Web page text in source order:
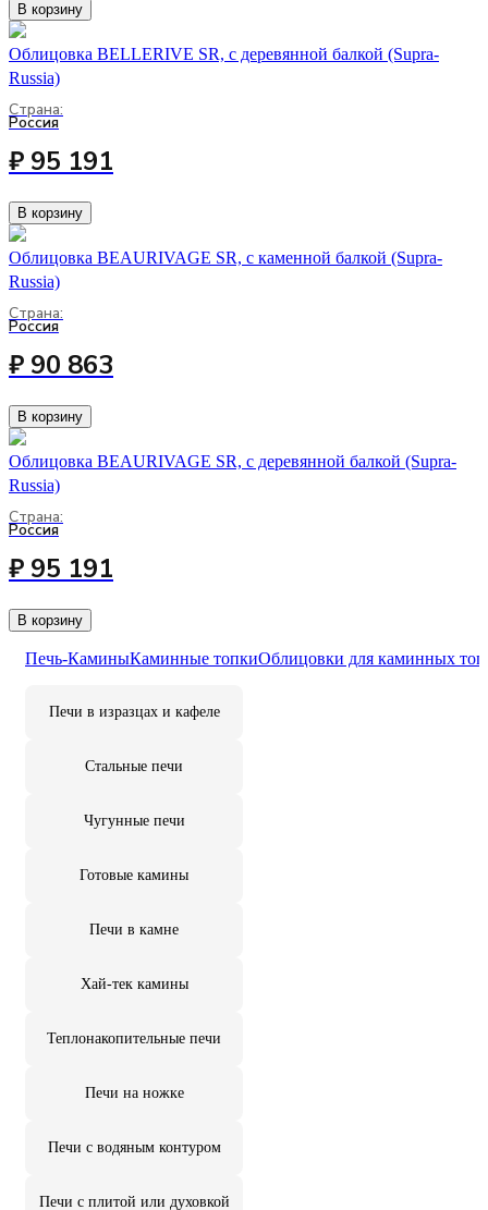
В корзину
Облицовка BELLERIVE SR, с деревянной балкой (Supra-
Russia)
Страна:
Россия
₽ 95 191
В корзину
Облицовка BEAURIVAGE SR, с каменной балкой (Supra-
Russia)
Страна:
Россия
₽ 90 863
В корзину
Облицовка BEAURIVAGE SR, с деревянной балкой (Supra-
Russia)
Страна:
Россия
₽ 95 191
В корзину
Печь-КаминыКаминные топкиОблицовки для каминных
Печи в изразцах и кафеле
Стальные печи
Чугунные печи
Готовые камины
Печи в камне
Хай-тек камины
Теплонакопительные печи
Печи на ножке
Печи с водяным контуром
Печи с плитой или духовкой